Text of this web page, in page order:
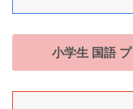
小学生 国語 プ